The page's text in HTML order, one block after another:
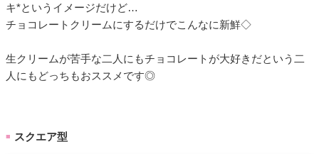
キ*というイメージだけど…
チョコレートクリームにするだけでこんなに新鮮◇
生クリームが苦手な二人にもチョコレートが大好きだという二
人にもどっちもおススメです◎
■ スクエア型